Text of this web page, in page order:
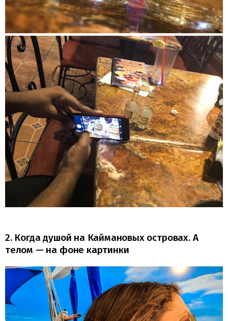
2. Когда душой на Каймановых островах. А
телом — на фоне картинки